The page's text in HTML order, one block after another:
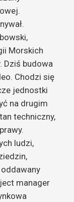
Morskich
Dziś budowa
Chodzi się
jednostki
na drugim
techniczny,
ludzi,
manager